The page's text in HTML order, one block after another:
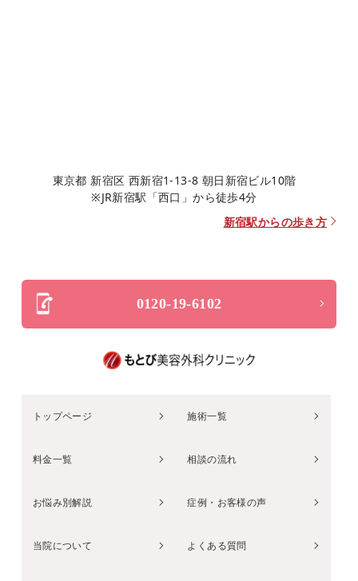
東京都 新宿区 西新宿1-13-8 朝日新宿ビル10階
※JR新宿駅「西口」から徒歩4分
新宿駅からの歩き方
0120-19-6102
トップページ 施術一覧
料金一覧 相談の流れ
お悩み別解説 症例・お客様の声
当院について よくある質問